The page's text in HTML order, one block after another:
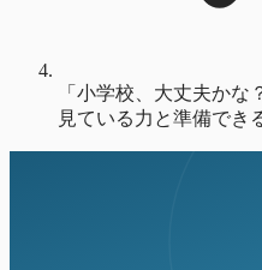
「小学校、大丈夫か
見ている力と準備でき